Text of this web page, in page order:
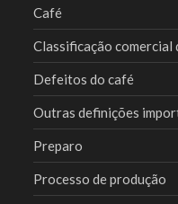
Café
Classificação comercial
Defeitos do café
Outras definições
Preparo
Processo de produção